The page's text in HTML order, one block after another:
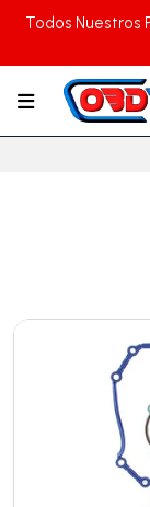
Todos Nuestros